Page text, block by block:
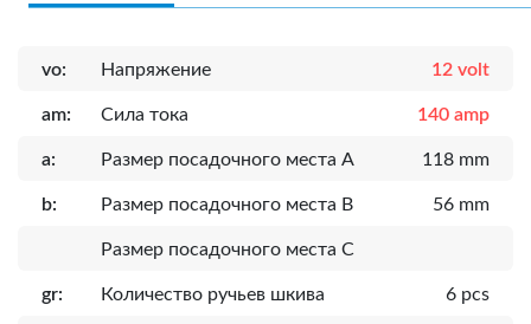
vo: Напряжение 12 volt
am: Сила тока 140 amp
a: Размер посадочного места A 118 mm
b: Размер посадочного места B 56 mm
Размер посадочного места C
gr: Количество ручьев шкива 6 pcs